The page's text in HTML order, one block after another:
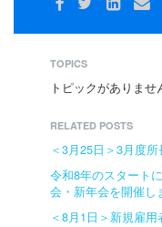
TOPICS
トピックがありませ
RELATED POSTS
＜3月25日＞3月度
令和8年のスタート
会・新年会を開催し
＜8月1日＞新規雇